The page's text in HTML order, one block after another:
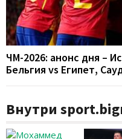
ЧМ-2026: анонс дня –
Бельгия vs Египет,
Внутри